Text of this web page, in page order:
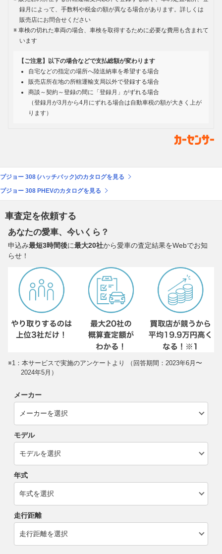
録月によって、手数料や税金の額が異なる場合があります。詳しくは
販売店にお問合せください
車検の切れた車両の場合、車検を取得するために必要な費用も含まれて
います
【ご注意】以下の場合などで支払総額が変わります
自宅などの指定の場所へ陸送納車を希望する場合
販売店所在地の所轄運輸支局以外で登録する場合
商談～契約～登録の間に「登録月」がずれる場合
（登録月が3月から4月にずれる場合は自動車税の額が大きく上が
ります）
プジョー 308 (ハッチバック)のカタログを見る
プジョー 308 PHEVのカタログを見る
車査定を依頼する
あなたの愛車、今いくら？
申込み最短3時間後に最大20社から愛車の査定結果をWebでお知
らせ！
※1：本サービスで実施のアンケートより （回答期間：2023年6月〜
2024年5月）
メーカー
モデル
年式
走行距離